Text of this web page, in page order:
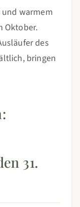
warmem
Oktober.
des
bringen
31.